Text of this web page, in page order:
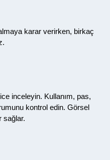
karar verirken, birkaç
inceleyin. Kullanım, pas,
kontrol edin. Görsel
sağlar.